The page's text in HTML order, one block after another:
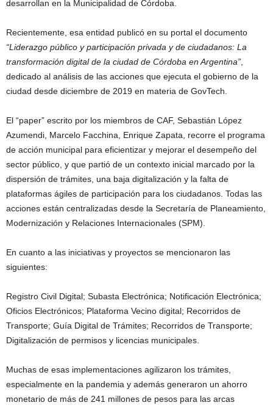
desarrollan en la Municipalidad de Córdoba.
Recientemente, esa entidad publicó en su portal el documento
“Liderazgo público y participación privada y de ciudadanos: La
transformación digital de la ciudad de Córdoba en Argentina”
dedicado al análisis de las acciones que ejecuta el gobierno de la
ciudad desde diciembre de 2019 en materia de GovTech.
El “paper” escrito por los miembros de CAF, Sebastián López
Azumendi, Marcelo Facchina, Enrique Zapata, recorre el programa
de acción municipal para eficientizar y mejorar el desempeño del
sector público, y que partió de un contexto inicial marcado por la
dispersión de trámites, una baja digitalización y la falta de
plataformas ágiles de participación para los ciudadanos. Todas las
acciones están centralizadas desde la Secretaría de Planeamiento,
Modernización y Relaciones Internacionales (SPM).
En cuanto a las iniciativas y proyectos se mencionaron las
siguientes:
Registro Civil Digital; Subasta Electrónica; Notificación Electrónica;
Oficios Electrónicos; Plataforma Vecino digital; Recorridos de
Transporte; Guía Digital de Trámites; Recorridos de Transporte;
Digitalización de permisos y licencias municipales.
Muchas de esas implementaciones agilizaron los trámites,
especialmente en la pandemia y además generaron un ahorro
monetario de más de 241 millones de pesos para las arcas